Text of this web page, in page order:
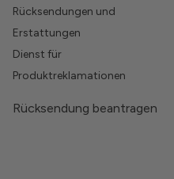
Rücksendungen und
Erstattungen
Dienst für
Produktreklamationen
Rücksendung beantragen